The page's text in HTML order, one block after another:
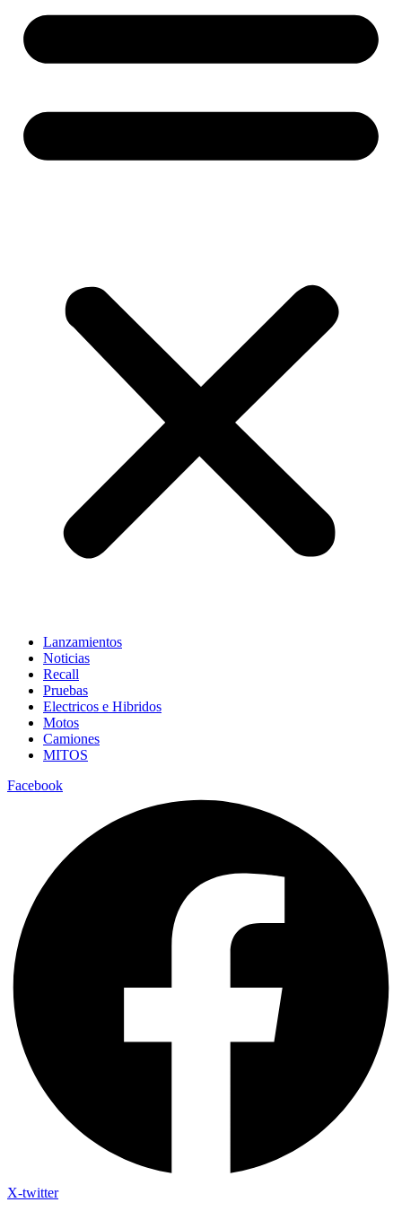
Lanzamientos
Noticias
Recall
Pruebas
Electricos e Hibridos
Motos
Camiones
MITOS
Facebook
X-twitter